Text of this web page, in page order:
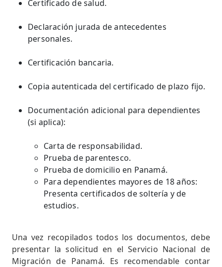
Certificado de salud.
Declaración jurada de antecedentes
personales.
Certificación bancaria.
Copia autenticada del certificado de plazo fijo.
Documentación adicional para dependientes
(si aplica):
Carta de responsabilidad.
Prueba de parentesco.
Prueba de domicilio en Panamá.
Para dependientes mayores de 18 años:
Presenta certificados de soltería y de
estudios.
Una vez recopilados todos los documentos, debe
presentar la solicitud en el Servicio Nacional de
Migración de Panamá.​ Es recomendable contar